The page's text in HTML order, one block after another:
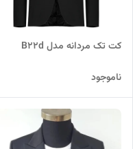
کت تک مردانه مدل B22d
ناموجود